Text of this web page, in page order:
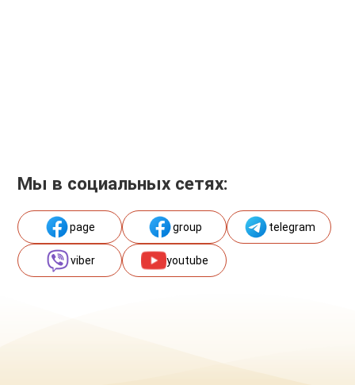
Мы в социальных сетях:
page group telegram
viber youtube